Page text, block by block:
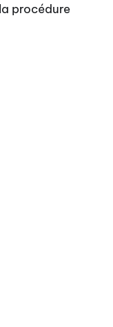
procédure